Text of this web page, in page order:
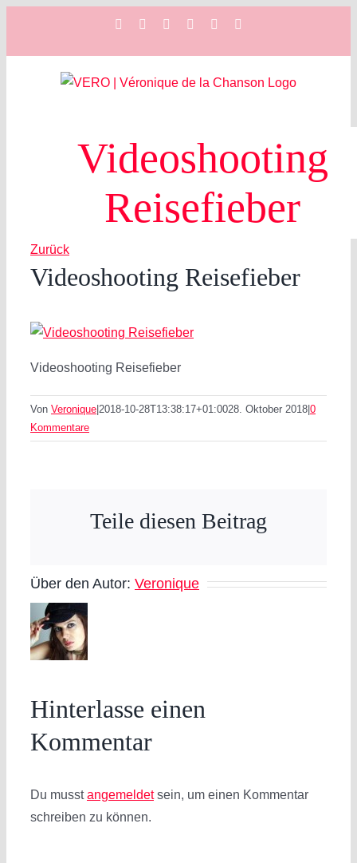
FacebookInstagramYouTube
SpotifySoundCloud
Videoshooting
Reisefieber
Zurück
Videoshooting Reisefieber
Videoshooting Reisefieber
Von Veronique 2018-10-28T13:38:17+01:0028. Oktober 2018 0
Kommentare
Teile diesen Beitrag
Über den Autor: Veronique
Hinterlasse einen
Kommentar
Du musstangemeldetsein, um einen Kommentar
schreiben zu können.